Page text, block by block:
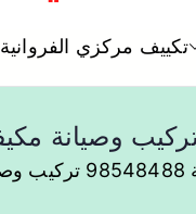
مركزي الكويت
تكييف مركزي الفروانية